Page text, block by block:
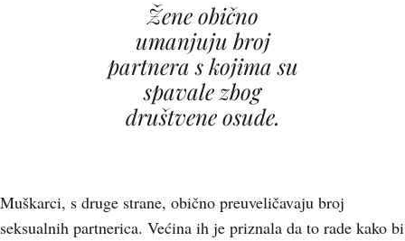
Žene obično
umanjuju broj
partnera s kojima su
spavale zbog
društvene osude.
Muškarci, s druge strane, obično preuveličavaju broj
seksualnih partnerica. Većina ih je priznala da to rade kako bi